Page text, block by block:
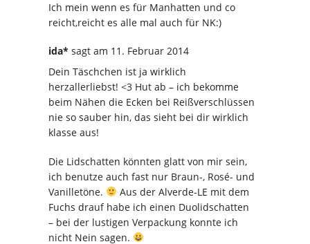
Ich mein wenn es für Manhatten und co
reicht,reicht es alle mal auch für NK:)
ida* sagt am 11. Februar 2014
Dein Täschchen ist ja wirklich
herzallerliebst! <3 Hut ab – ich bekomme
beim Nähen die Ecken bei Reißverschlüssen
nie so sauber hin, das sieht bei dir wirklich
klasse aus!
Die Lidschatten könnten glatt von mir sein,
ich benutze auch fast nur Braun-, Rosé- und
Vanilletöne.
Aus der Alverde-LE mit dem
Fuchs drauf habe ich einen Duolidschatten
– bei der lustigen Verpackung konnte ich
nicht Nein sagen.